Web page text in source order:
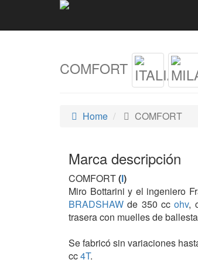
COMFORT
Home COMFORT
Marca descripción
COMFORT(I)
Miro Bottarini y el ingeniero
BRADSHAW de 350 ccohv,
trasera con muelles de
Se fabricó sin variaciones
cc4T.